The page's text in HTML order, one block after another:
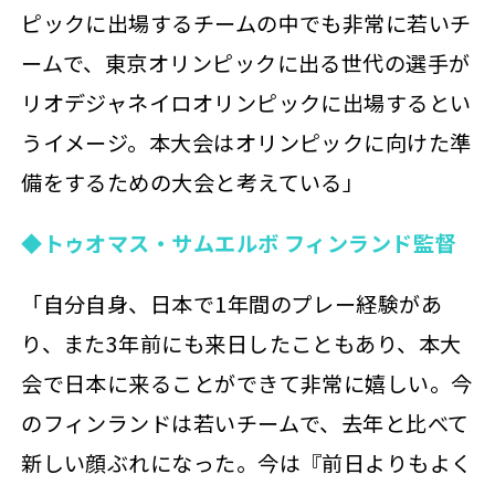
ピックに出場するチームの中でも非常に若いチ
ームで、東京オリンピックに出る世代の選手が
リオデジャネイロオリンピックに出場するとい
うイメージ。本大会はオリンピックに向けた準
備をするための大会と考えている」
◆トゥオマス・サムエルボ フィンランド監督
「自分自身、日本で1年間のプレー経験があ
り、また3年前にも来日したこともあり、本大
会で日本に来ることができて非常に嬉しい。今
のフィンランドは若いチームで、去年と比べて
新しい顔ぶれになった。今は『前日よりもよく